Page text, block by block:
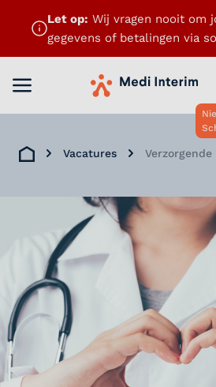
Let op: Wij vragen nooit om
gegevens of betalingen via
Menu openenHome
Home
Vacatures Verzorgende